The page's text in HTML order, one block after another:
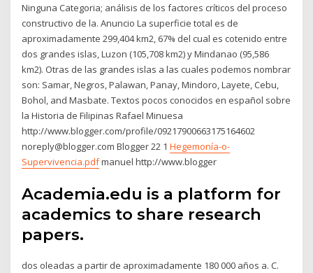
Ninguna Categoria; análisis de los factores críticos del proceso
constructivo de la. Anuncio La superficie total es de
aproximadamente 299,404 km2, 67% del cual es cotenido entre
dos grandes islas, Luzon (105,708 km2) y Mindanao (95,586
km2). Otras de las grandes islas a las cuales podemos nombrar
son: Samar, Negros, Palawan, Panay, Mindoro, Layete, Cebu,
Bohol, and Masbate. Textos pocos conocidos en español sobre
la Historia de Filipinas Rafael Minuesa
http://www.blogger.com/profile/09217900663175164602
noreply@blogger.com Blogger 22 1Hegemonía-o-
Supervivencia.pdfmanuel http://www.blogger
Academia.edu is a platform for
academics to share research
papers.
dos oleadas a partir de aproximadamente 180 000 años a. C.